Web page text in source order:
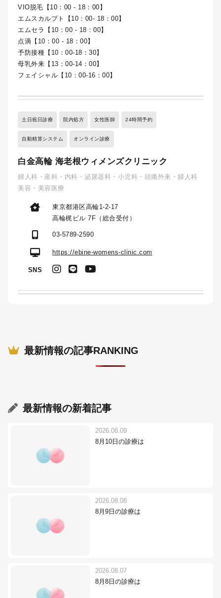
VIO脱毛【10：00 - 18：00】
エムスカルプト【10：00- 18：00】
エムセラ【10：00 - 18：00】
点滴【10：00 - 18：00】
予防接種【10：00-18：30】
母乳外来【13：00-14：00】
フェイシャル【10：00-16：00】
土日祝日診療 院内処方 女性医師 24時間予約
自動精算システム オンライン診療
白金高輪 海老根ウィメンズクリニック
婦人科・産科・内科・泌尿器科・小児科・頭痛外来・婦人科
美容・美容医療
東京都港区高輪1-2-17
高輪梶ビル 7F（総合受付）
03-5789-2590
https://ebine-womens-clinic.com
SNS
最新情報の記事RANKING
最新情報の新着記事
2026.08.09
8月10日の診療は
2026.08.08
8月9日の診療は
2026.08.07
8月8日の診療は